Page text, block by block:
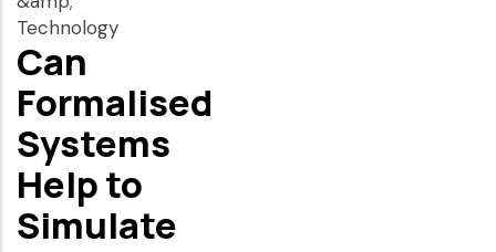
Technology
Can
Formalised
Systems
Help to
Simulate